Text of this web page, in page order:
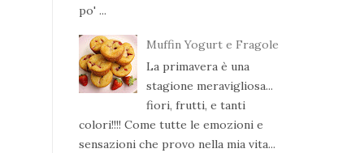
po' ...
Muffin Yogurt e Fragole
La primavera è una
stagione meravigliosa...
fiori, frutti, e tanti
colori!!!! Come tutte le emozioni e
sensazioni che provo nella mia vita...